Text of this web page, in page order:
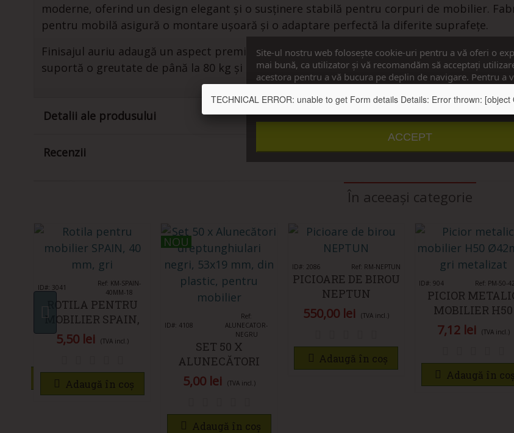
moderne, oferind un design elegant și o susținere stabilă pentru corpuri de mobilier.
pentru mobilă asigură o montare ușoară și o adaptare perfectă la diferite suprafețe.
Finisajul auriu adaugă un aspect premium pieselor de mobilier din bucătărie, living,
suportă o greutate de până la 80 kg și contribuie la protejarea și ridicarea mobilierului
Detalii ale produsului
Recenzii
În aceeași categorie
Îmi place
ID#: 3041
Ref: KM-SPAIN-
40MM-18
ROTILA PENTRU
MOBILIER SPAIN,
40 MM, GRI
5,50 lei (TVA incl.)
Adaugă în coș
NOU
NOU
ID#: 4108
Ref:
ALUNECATOR-
NEGRU
SET 50 X
ALUNECĂTORI
DREPTUNGHIULARI
NEGRI, 53X19 MM,
PENTRU MOBILIER
5,00 lei (TVA incl.)
Adaugă în coș
Îmi place
ID#: 2086 Ref: RM-NEPTUN
PICIOARE DE BIROU
NEPTUN
550,00 lei (TVA incl.)
Adaugă în coș
Îmi place
ID#: 904 Ref: PM-50-
PICIOR
MOBILIER H50
Ø42MM GRI
METALIZAT
7,12 lei (TVA incl.)
Adaugă în coș
Site-ul nostru web folosește cookie-uri pentru a vă oferi o
mai bună, ca utilizator și vă recomandăm să acceptați
acestora pentru a vă bucura pe deplin de navigare. Pentru a
Vreau detalii Personalizați cookie-urile
ACCEPT
TECHNICAL ERROR: unable to get Form details Details: Error thrown: